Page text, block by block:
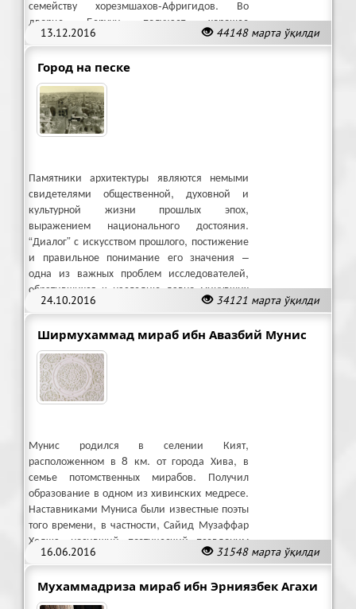
13.12.2016 44148 марта ўқилди
семейству хорезмшахов-Афригидов. Во
дворце Беруни получает хорошее
образование и начинает заниматься наукой.
Город на песке
24.10.2016 34121 марта ўқилди
Памятники архитектуры являются немыми
свидетелями общественной, духовной и
культурной жизни прошлых эпох,
выражением национального достояния.
“Диалог” с искусством прошлого, постижение
и правильное понимание его значения –
одна из важных проблем исследователей,
обратившихся к наследию давно минувших
дней.
Ширмухаммад мираб ибн Авазбий Мунис
16.06.2016 31548 марта ўқилди
Мунис родился в селении Кият,
расположенном в 8 км. от города Хива, в
семье потомственных мирабов. Получил
образование в одном из хивинских медресе.
Наставниками Муниса были известные поэты
того времени, в частности, Сайид Музаффар
Ходжа, носивший поэтический псевдоним
Кирами.
Мухаммадриза мираб ибн Эрниязбек Агахи